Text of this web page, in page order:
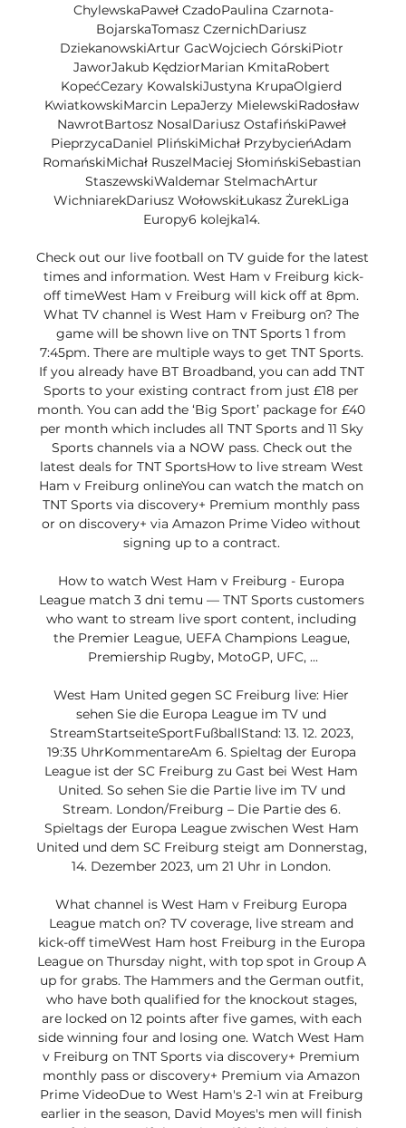
ChylewskaPaweł CzadoPaulina Czarnota-
BojarskaTomasz CzernichDariusz
DziekanowskiArtur GacWojciech GórskiPiotr
JaworJakub KędziorMarian KmitaRobert
KopećCezary KowalskiJustyna KrupaOlgierd
KwiatkowskiMarcin LepaJerzy MielewskiRadosław
NawrotBartosz NosalDariusz OstafińskiPaweł
PieprzycaDaniel PlińskiMichał PrzybycieńAdam
RomańskiMichał RuszelMaciej SłomińskiSebastian
StaszewskiWaldemar StelmachArtur
WichniarekDariusz WołowskiŁukasz ŻurekLiga
Europy6 kolejka14.
Check out our live football on TV guide for the latest
times and information. West Ham v Freiburg kick-
off timeWest Ham v Freiburg will kick off at 8pm.
What TV channel is West Ham v Freiburg on? The
game will be shown live on TNT Sports 1 from
7:45pm. There are multiple ways to get TNT Sports.
If you already have BT Broadband, you can add TNT
Sports to your existing contract from just £18 per
month. You can add the ‘Big Sport’ package for £40
per month which includes all TNT Sports and 11 Sky
Sports channels via a NOW pass. Check out the
latest deals for TNT SportsHow to live stream West
Ham v Freiburg onlineYou can watch the match on
TNT Sports via discovery+ Premium monthly pass
or on discovery+ via Amazon Prime Video without
signing up to a contract.
How to watch West Ham v Freiburg - Europa
League match 3 dni temu — TNT Sports customers
who want to stream live sport content, including
the Premier League, UEFA Champions League,
Premiership Rugby, MotoGP, UFC, ...
West Ham United gegen SC Freiburg live: Hier
sehen Sie die Europa League im TV und
StreamStartseiteSportFußballStand: 13. 12. 2023,
19:35 UhrKommentareAm 6. Spieltag der Europa
League ist der SC Freiburg zu Gast bei West Ham
United. So sehen Sie die Partie live im TV und
Stream. London/Freiburg – Die Partie des 6.
Spieltags der Europa League zwischen West Ham
United und dem SC Freiburg steigt am Donnerstag,
14. Dezember 2023, um 21 Uhr in London.
What channel is West Ham v Freiburg Europa
League match on? TV coverage, live stream and
kick-off timeWest Ham host Freiburg in the Europa
League on Thursday night, with top spot in Group A
up for grabs. The Hammers and the German outfit,
who have both qualified for the knockout stages,
are locked on 12 points after five games, with each
side winning four and losing one. Watch West Ham
v Freiburg on TNT Sports via discovery+ Premium
monthly pass or discovery+ Premium via Amazon
Prime VideoDue to West Ham's 2-1 win at Freiburg
earlier in the season, David Moyes's men will finish